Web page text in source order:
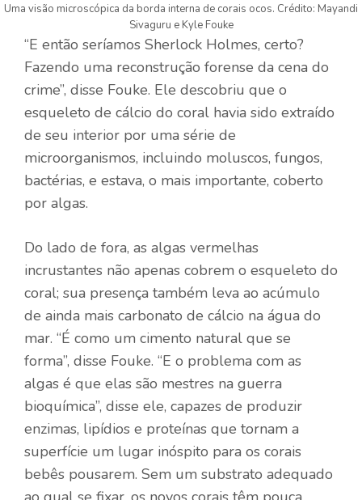
Uma visão microscópica da borda interna de corais ocos. Crédito: Mayandi
Sivaguru e Kyle Fouke
“E então seríamos Sherlock Holmes, certo?
Fazendo uma reconstrução forense da cena do
crime”, disse Fouke. Ele descobriu que o
esqueleto de cálcio do coral havia sido extraído
de seu interior por uma série de
microorganismos, incluindo moluscos, fungos,
bactérias, e estava, o mais importante, coberto
por algas.
Do lado de fora, as algas vermelhas
incrustantes não apenas cobrem o esqueleto do
coral; sua presença também leva ao acúmulo
de ainda mais carbonato de cálcio na água do
mar. “É como um cimento natural que se
forma”, disse Fouke. “E o problema com as
algas é que elas são mestres na guerra
bioquímica”, disse ele, capazes de produzir
enzimas, lipídios e proteínas que tornam a
superfície um lugar inóspito para os corais
bebês pousarem. Sem um substrato adequado